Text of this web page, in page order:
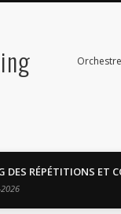
DES RÉPÉTITIONS ET